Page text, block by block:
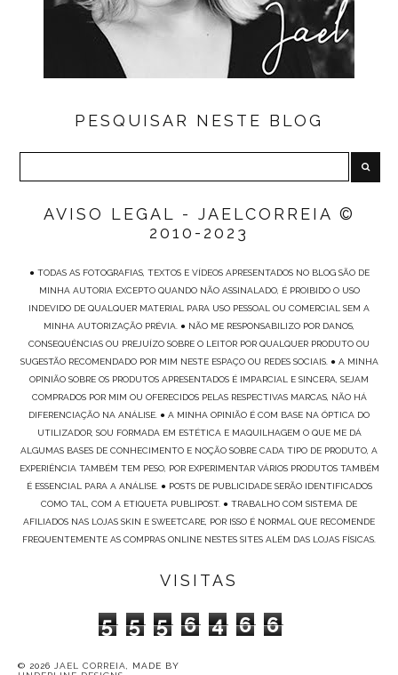
PESQUISAR NESTE BLOG
AVISO LEGAL - JAELCORREIA ©
2010-2023
● TODAS AS FOTOGRAFIAS, TEXTOS E VÍDEOS APRESENTADOS NO BLOG SÃO DE
MINHA AUTORIA EXCEPTO QUANDO NÃO ASSINALADO, É PROIBIDO O USO
INDEVIDO DE QUALQUER MATERIAL PARA USO PESSOAL OU COMERCIAL SEM A
MINHA AUTORIZAÇÃO PRÉVIA. ● NÃO ME RESPONSABILIZO POR DANOS,
CONSEQUÊNCIAS OU PREJUÍZO SOBRE O LEITOR POR QUALQUER PRODUTO OU
SUGESTÃO RECOMENDADO POR MIM NESTE ESPAÇO OU REDES SOCIAIS. ● A MINHA
OPINIÃO SOBRE OS PRODUTOS APRESENTADOS É IMPARCIAL E SINCERA, SEJAM
COMPRADOS POR MIM OU OFERECIDOS PELAS RESPECTIVAS MARCAS, NÃO HÁ
DIFERENCIAÇÃO NA ANÁLISE. ● A MINHA OPINIÃO É COM BASE NA ÓPTICA DO
UTILIZADOR, SOU FORMADA EM ESTÉTICA E MAQUILHAGEM O QUE ME DÁ
ALGUMAS BASES DE CONHECIMENTO E NOÇÃO SOBRE CADA TIPO DE PRODUTO, A
EXPERIÊNCIA TAMBÉM TEM PESO, POR EXPERIMENTAR VÁRIOS PRODUTOS TAMBÉM
É ESSENCIAL PARA A ANÁLISE. ● POSTS DE PUBLICIDADE SERÃO IDENTIFICADOS
COMO TAL, COM A ETIQUETA PUBLIPOST. ● TRABALHO COM SISTEMA DE
AFILIADOS NAS LOJAS SKIN E SWEETCARE, POR ISSO É NORMAL QUE RECOMENDE
FREQUENTEMENTE AS COMPRAS ONLINE NESTES SITES ALÉM DAS LOJAS FÍSICAS.
VISITAS
5 5 5 6 4 6 6
© 2026 JAEL CORREIA
, MADE BY